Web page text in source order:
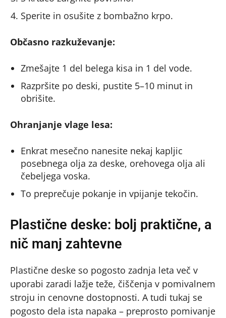
Sperite in osušite z bombažno krpo.
Občasno razkuževanje:
Zmešajte 1 del belega kisa in 1 del vode.
Razpršite po deski, pustite 5–10 minut in
obrišite.
Ohranjanje vlage lesa:
Enkrat mesečno nanesite nekaj kapljic
posebnega olja za deske, orehovega olja ali
čebeljega voska.
To preprečuje pokanje in vpijanje tekočin.
Plastične deske: bolj praktične, a
nič manj zahtevne
Plastične deske so pogosto zadnja leta več v
uporabi zaradi lažje teže, čiščenja v pomivalnem
stroju in cenovne dostopnosti. A tudi tukaj se
pogosto dela ista napaka – preprosto pomivanje